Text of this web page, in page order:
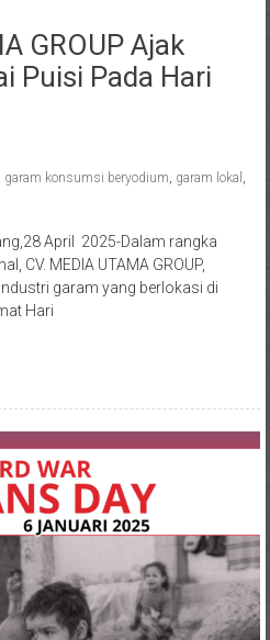
GROUP Ajak
Puisi Pada Hari
garam konsumsi beryodium garam lokal
April 2025-Dalam rangka
CV. MEDIA UTAMA GROUP,
garam yang berlokasi di
Hari